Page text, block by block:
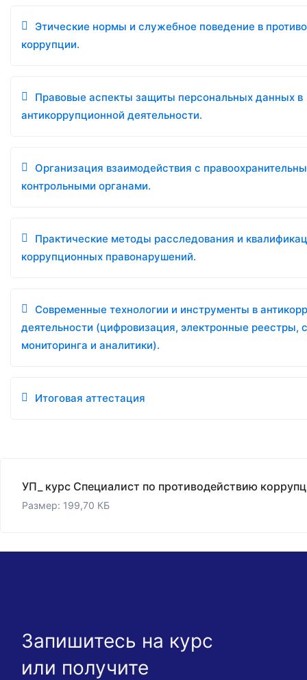
Этические нормы и служебное поведение в
коррупции.
Правовые аспекты защиты персональных данных в
антикоррупционной деятельности.
Организация взаимодействия с
контрольными органами.
Практические методы расследования и
коррупционных правонарушений.
Современные технологии и инструменты в
деятельности (цифровизация, электронные реестры,
мониторинга и аналитики).
Итоговая аттестация
Размер: 199,70 КБ
Запишитесь на курс
или получите